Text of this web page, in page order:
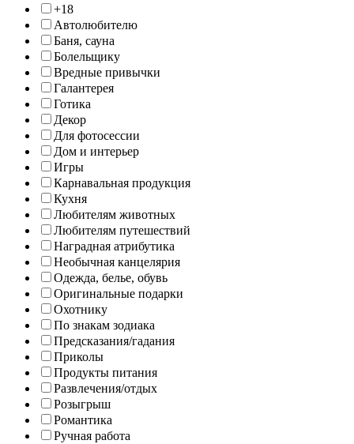
+18
Автолюбителю
Баня, сауна
Болельщику
Вредные привычки
Галантерея
Готика
Декор
Для фотосессии
Дом и интерьер
Игры
Карнавальная продукция
Кухня
Любителям животных
Любителям путешествий
Наградная атрибутика
Необычная канцелярия
Одежда, белье, обувь
Оригинальные подарки
Охотнику
По знакам зодиака
Предсказания/гадания
Приколы
Продукты питания
Развлечения/отдых
Розыгрыш
Романтика
Ручная работа